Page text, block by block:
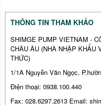
THÔNG TIN THAM KHẢO
SHIMGE PUMP VIETNAM -
CHÂU ÂU (NHÀ NHẬP KHẨU
THỨC)
1/1A Nguyễn Văn Ngọc,
Điện thoại: 0938.100.440
Fax: 028.6297.2613 Email: